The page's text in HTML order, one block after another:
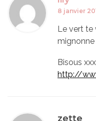
8 janvier
Le vert te
mignonne
Bisous xxx
http://
zette